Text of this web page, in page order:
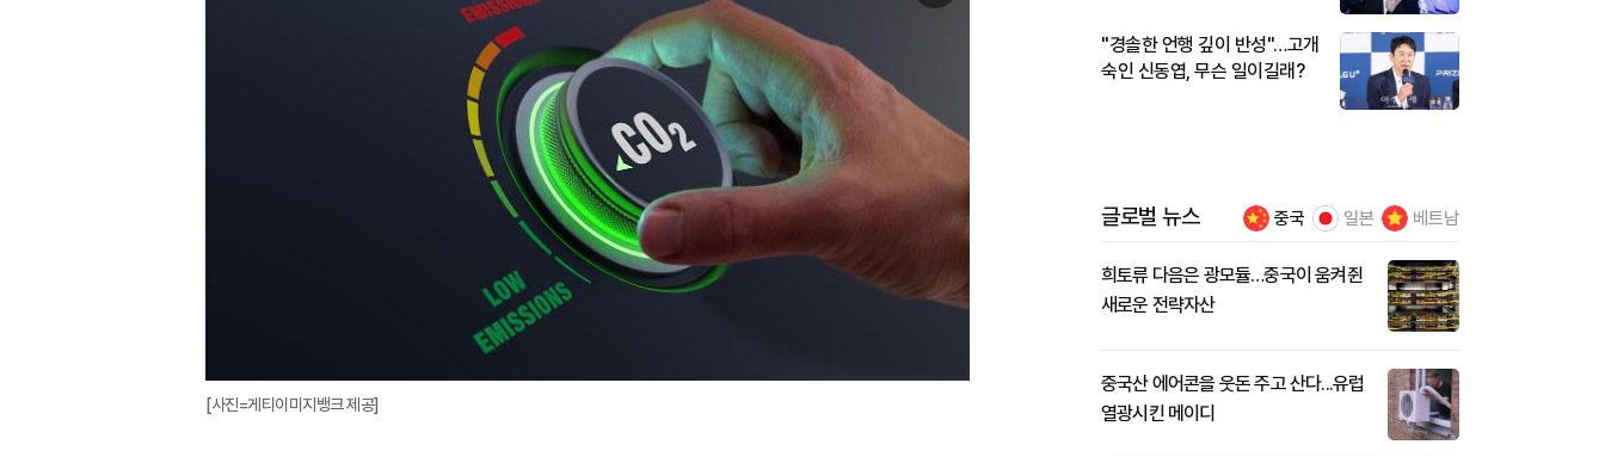
미
대
[사진=게티이미지뱅크 제공]
"경솔한 언행 깊이 반성"…고개
숙인 신동엽, 무슨 일이길래?
글로벌 뉴스 중국 일본 베트남
희토류 다음은 광모듈…중국이 움켜쥔
새로운 전략자산
중국산 에어콘을 웃돈 주고 산다...유럽
열광시킨 메이디